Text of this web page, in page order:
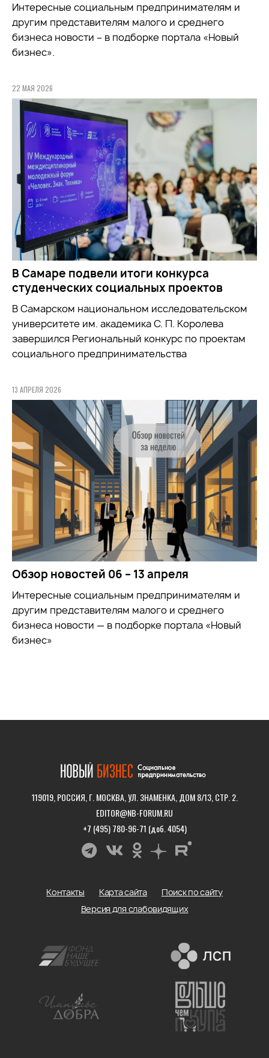
Интересные социальным предпринимателям и
другим представителям малого и среднего
бизнеса новости – в подборке портала «Новый
бизнес».
22 МАЯ 2026
В Самаре подвели итоги конкурса
студенческих социальных проектов
В Самарском национальном исследовательском
университете им. академика С. П. Королева
завершился Региональный конкурс по проектам
социального предпринимательства
13 АПРЕЛЯ 2026
Обзор новостей 06 – 13 апреля
Интересные социальным предпринимателям и
другим представителям малого и среднего
бизнеса новости — в подборке портала «Новый
бизнес»
119019, РОССИЯ, Г. МОСКВА, УЛ. ЗНАМЕНКА, ДОМ 8/13, СТР. 2.
EDITOR@NB-FORUM.RU
+7 (495) 780-96-71 (доб. 4054)
Контакты Карта сайта
Поиск по сайту
Версия для слабовидящих